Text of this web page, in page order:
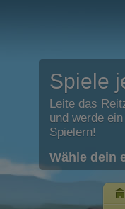
Spiele
Leite das
und werde
Spielern!
Wähle dein